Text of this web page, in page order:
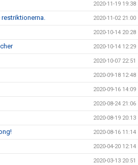
2020-11-19 19:38
2020-11-02 21:00
2020-10-14 20:28
2020-10-14 12:29
2020-10-07 22:51
2020-09-18 12:48
2020-09-16 14:09
2020-08-24 21:06
2020-08-19 20:13
2020-08-16 11:14
2020-04-20 12:14
2020-03-13 20:51